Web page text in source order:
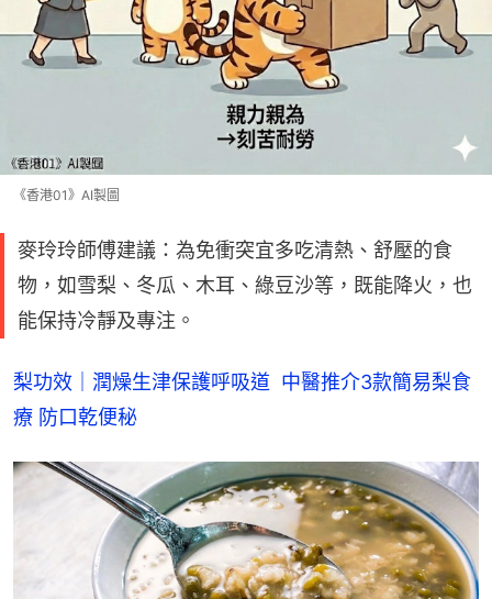
《香港01》AI製圖
麥玲玲師傅建議：為免衝突宜多吃清熱、舒壓的食
物，如雪梨、冬瓜、木耳、綠豆沙等，既能降火，也
能保持冷靜及專注。
梨功效｜潤燥生津保護呼吸道‎  中醫推介3款簡易梨食
療 防口乾便秘